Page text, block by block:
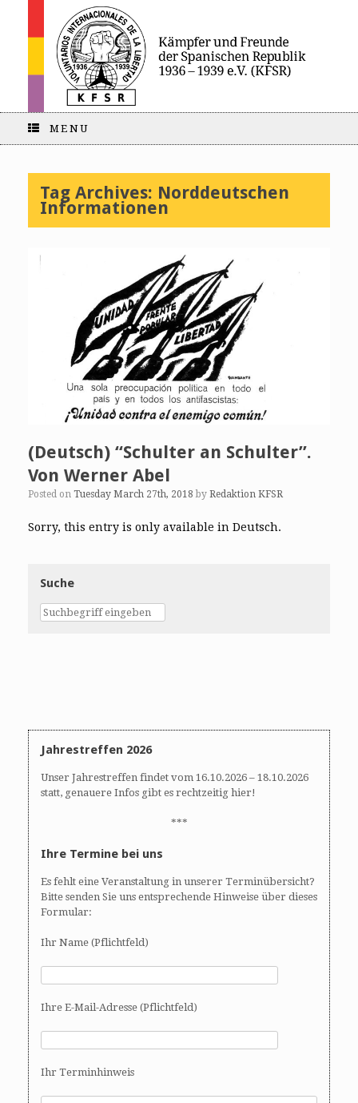
MENU
Tag Archives: Norddeutschen
Informationen
(Deutsch) “Schulter an Schulter”.
Von Werner Abel
Posted on Tuesday March 27th, 2018 by Redaktion KFSR
Sorry, this entry is only available in Deutsch.
Suche
Jahrestreffen 2026
Unser Jahrestreffen findet vom 16.10.2026 – 18.10.2026
statt, genauere Infos gibt es rechtzeitig hier!
***
Ihre Termine bei uns
Es fehlt eine Veranstaltung in unserer Terminübersicht?
Bitte senden Sie uns entsprechende Hinweise über dieses
Formular:
Ihr Name (Pflichtfeld)
Ihre E-Mail-Adresse (Pflichtfeld)
Ihr Terminhinweis